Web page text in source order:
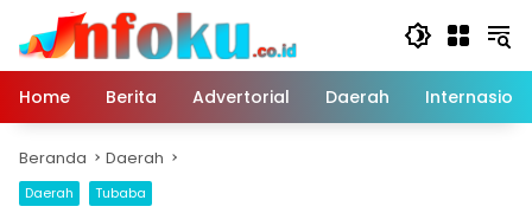
Langsung
konten
Home
Berita Advertorial Daerah
Beranda Daerah
Daerah Tubaba